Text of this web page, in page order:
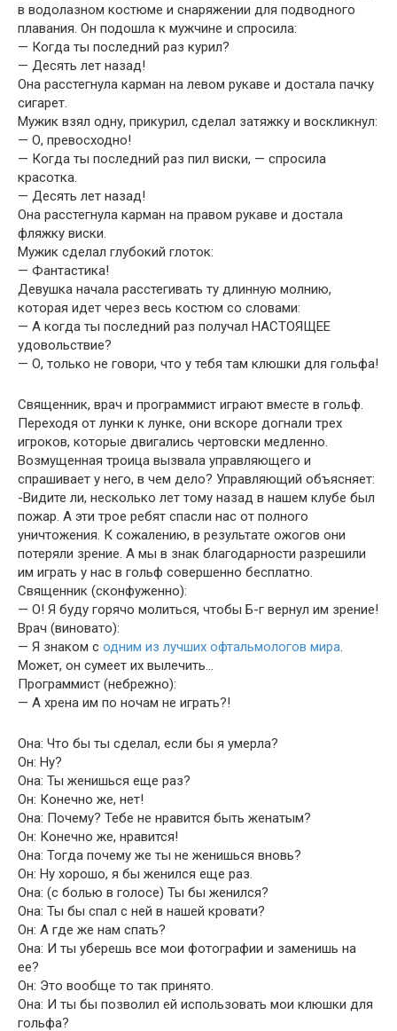
в водолазном костюме и снаряжении для подводного
плавания. Он подошла к мужчине и спросила:
— Когда ты последний раз курил?
— Десять лет назад!
Она расстегнула карман на левом рукаве и достала пачку
сигарет.
Мужик взял одну, прикурил, сделал затяжку и воскликнул:
— О, превосходно!
— Когда ты последний раз пил виски, — спросила
красотка.
— Десять лет назад!
Она расстегнула карман на правом рукаве и достала
фляжку виски.
Мужик сделал глубокий глоток:
— Фантастика!
Девушка начала расстегивать ту длинную молнию,
которая идет через весь костюм со словами:
— А когда ты последний раз получал НАСТОЯЩЕЕ
удовольствие?
— О, только не говори, что у тебя там клюшки для гольфа!
Священник, врач и программист играют вместе в гольф.
Переходя от лунки к лунке, они вскоре догнали трех
игроков, которые двигались чертовски медленно.
Возмущенная троица вызвала управляющего и
спрашивает у него, в чем дело? Управляющий объясняет:
-Видите ли, несколько лет тому назад в нашем клубе был
пожар. А эти трое ребят спасли нас от полного
уничтожения. К сожалению, в результате ожогов они
потеряли зрение. А мы в знак благодарности разрешили
им играть у нас в гольф совершенно бесплатно.
Священник (сконфуженно):
— О! Я буду горячо молиться, чтобы Б-г вернул им зрение!
Врач (виновато):
— Я знаком с одним из лучших офтальмологов мира.
Может, он сумеет их вылечить…
Программист (небрежно):
— А хрена им по ночам не играть?!
Она: Что бы ты сделал, если бы я умерла?
Он: Ну?
Она: Ты женишься еще раз?
Он: Конечно же, нет!
Она: Почему? Тебе не нравится быть женатым?
Он: Конечно же, нравится!
Она: Тогда почему же ты не женишься вновь?
Он: Ну хорошо, я бы женился еще раз.
Она: (с болью в голосе) Ты бы женился?
Она: Ты бы спал с ней в нашей кровати?
Он: А где же нам спать?
Она: И ты уберешь все мои фотографии и заменишь на
ее?
Он: Это вообще то так принято.
Она: И ты бы позволил ей использовать мои клюшки для
гольфа?